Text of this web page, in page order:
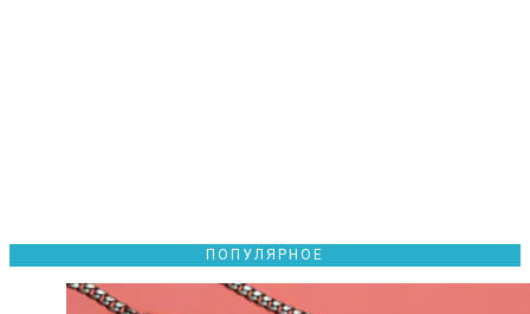
ПОПУЛЯРНОЕ